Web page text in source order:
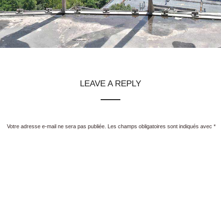
LEAVE A REPLY
Votre adresse e-mail ne sera pas publiée. Les champs obligatoires sont indiqués avec *